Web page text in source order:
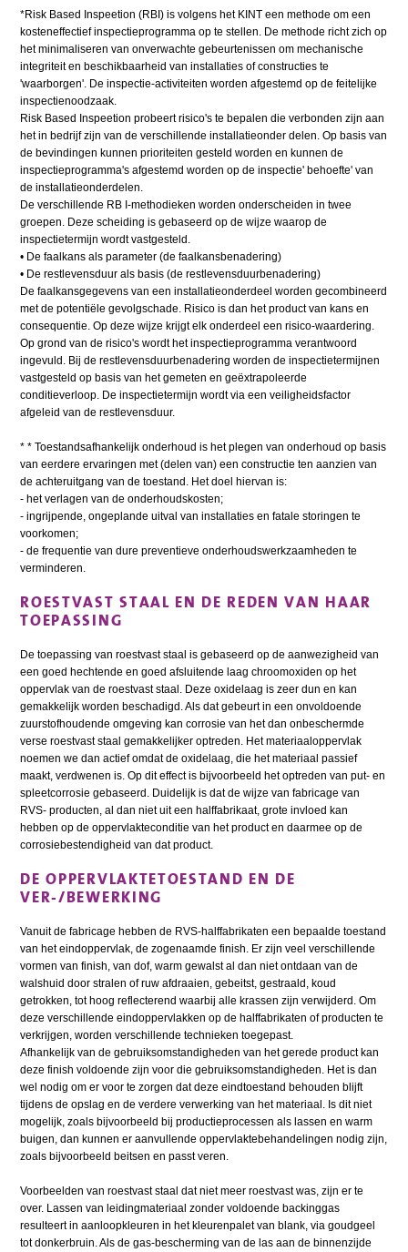
*Risk Based Inspeetion (RBI) is volgens het KINT een methode om een
kosteneffectief inspectieprogramma op te stellen. De methode richt zich op
het minimaliseren van onverwachte gebeurtenissen om mechanische
integriteit en beschikbaarheid van installaties of constructies te
'waarborgen'. De inspectie-activiteiten worden afgestemd op de feitelijke
inspectienoodzaak.
Risk Based Inspeetion probeert risico's te bepalen die verbonden zijn aan
het in bedrijf zijn van de verschillende installatieonder delen. Op basis van
de bevindingen kunnen prioriteiten gesteld worden en kunnen de
inspectieprogramma's afgestemd worden op de inspectie' behoefte' van
de installatieonderdelen.
De verschillende RB I-methodieken worden onderscheiden in twee
groepen. Deze scheiding is gebaseerd op de wijze waarop de
inspectietermijn wordt vastgesteld.
• De faalkans als parameter (de faalkansbenadering)
• De restlevensduur als basis (de restlevensduurbenadering)
De faalkansgegevens van een installatieonderdeel worden gecombineerd
met de potentiële gevolgschade. Risico is dan het product van kans en
consequentie. Op deze wijze krijgt elk onderdeel een risico-waardering.
Op grond van de risico's wordt het inspectieprogramma verantwoord
ingevuld. Bij de restlevensduurbenadering worden de inspectietermijnen
vastgesteld op basis van het gemeten en geëxtrapoleerde
conditieverloop. De inspectietermijn wordt via een veiligheidsfactor
afgeleid van de restlevensduur.
* * Toestandsafhankelijk onderhoud is het plegen van onderhoud op basis
van eerdere ervaringen met (delen van) een constructie ten aanzien van
de achteruitgang van de toestand. Het doel hiervan is:
- het verlagen van de onderhoudskosten;
- ingrijpende, ongeplande uitval van installaties en fatale storingen te
voorkomen;
- de frequentie van dure preventieve onderhoudswerkzaamheden te
verminderen.
ROESTVAST STAAL EN DE REDEN VAN HAAR
TOEPASSING
De toepassing van roestvast staal is gebaseerd op de aanwezigheid van
een goed hechtende en goed afsluitende laag chroomoxiden op het
oppervlak van de roestvast staal. Deze oxidelaag is zeer dun en kan
gemakkelijk worden beschadigd. Als dat gebeurt in een onvoldoende
zuurstofhoudende omgeving kan corrosie van het dan onbeschermde
verse roestvast staal gemakkelijker optreden. Het materiaaloppervlak
noemen we dan actief omdat de oxidelaag, die het materiaal passief
maakt, verdwenen is. Op dit effect is bijvoorbeeld het optreden van put- en
spleetcorrosie gebaseerd. Duidelijk is dat de wijze van fabricage van
RVS- producten, al dan niet uit een halffabrikaat, grote invloed kan
hebben op de oppervlakteconditie van het product en daarmee op de
corrosiebestendigheid van dat product.
DE OPPERVLAKTETOESTAND EN DE
VER-/BEWERKING
Vanuit de fabricage hebben de RVS-halffabrikaten een bepaalde toestand
van het eindoppervlak, de zogenaamde finish. Er zijn veel verschillende
vormen van finish, van dof, warm gewalst al dan niet ontdaan van de
walshuid door stralen of ruw afdraaien, gebeitst, gestraald, koud
getrokken, tot hoog reflecterend waarbij alle krassen zijn verwijderd. Om
deze verschillende eindoppervlakken op de halffabrikaten of producten te
verkrijgen, worden verschillende technieken toegepast.
Afhankelijk van de gebruiksomstandigheden van het gerede product kan
deze finish voldoende zijn voor die gebruiksomstandigheden. Het is dan
wel nodig om er voor te zorgen dat deze eindtoestand behouden blijft
tijdens de opslag en de verdere verwerking van het materiaal. Is dit niet
mogelijk, zoals bijvoorbeeld bij productieprocessen als lassen en warm
buigen, dan kunnen er aanvullende oppervlaktebehandelingen nodig zijn,
zoals bijvoorbeeld beitsen en passt veren.
Voorbeelden van roestvast staal dat niet meer roestvast was, zijn er te
over. Lassen van leidingmateriaal zonder voldoende backinggas
resulteert in aanloopkleuren in het kleurenpalet van blank, via goudgeel
tot donkerbruin. Als de gas-bescherming van de las aan de binnenzijde